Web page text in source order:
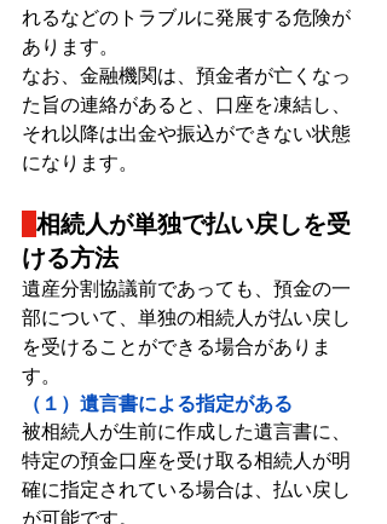
れるなどのトラブルに発展する危険が
あります。
なお、金融機関は、預金者が亡くなっ
た旨の連絡があると、口座を凍結し、
それ以降は出金や振込ができない状態
になります。
相続人が単独で払い戻しを受
ける方法
遺産分割協議前であっても、預金の一
部について、単独の相続人が払い戻し
を受けることができる場合がありま
す。
（１）遺言書による指定がある
被相続人が生前に作成した遺言書に、
特定の預金口座を受け取る相続人が明
確に指定されている場合は、払い戻し
が可能です。